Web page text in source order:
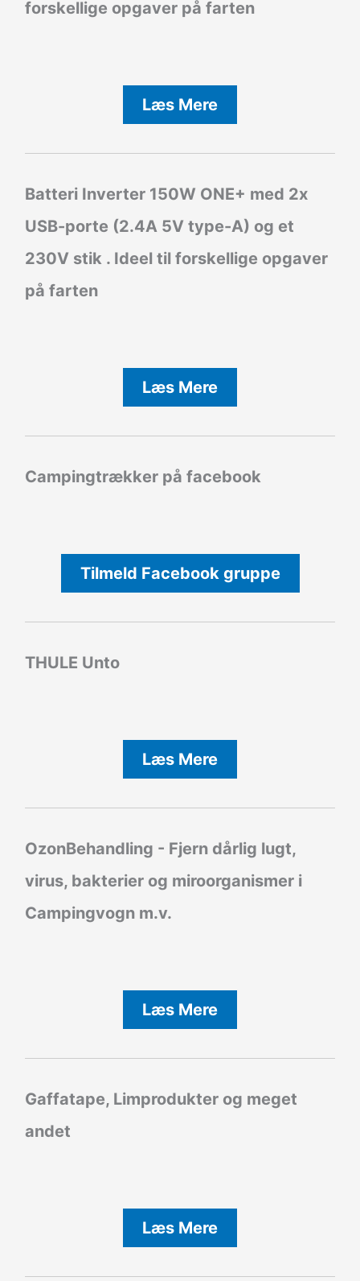
forskellige opgaver på farten
Læs Mere
Batteri Inverter150W ONE+ med 2x
USB-porte (2.4A 5V type-A) og et
230V stik . Ideel til forskellige opgaver
på farten
Læs Mere
Campingtrækker på facebook
Tilmeld Facebook gruppe
THULE Unto
Læs Mere
OzonBehandling - Fjern dårlig lugt,
virus, bakterier og miroorganismer i
Campingvogn m.v.
Læs Mere
Gaffatape, Limprodukter og meget
andet
Læs Mere